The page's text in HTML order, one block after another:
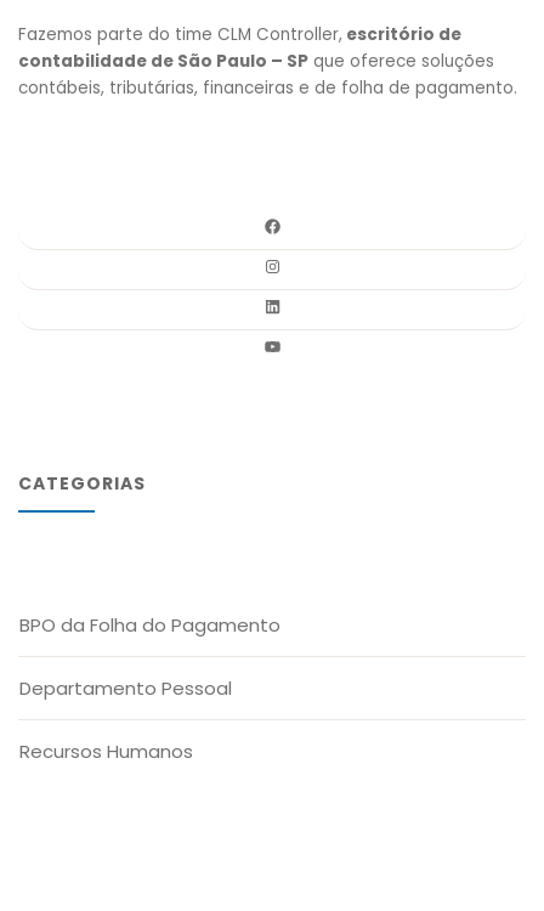
Fazemos parte do time CLM Controller, escritório de
contabilidade de São Paulo – SP que oferece soluções
contábeis, tributárias, financeiras e de folha de pagamento.
CATEGORIAS
BPO da Folha do Pagamento
Departamento Pessoal
Recursos Humanos